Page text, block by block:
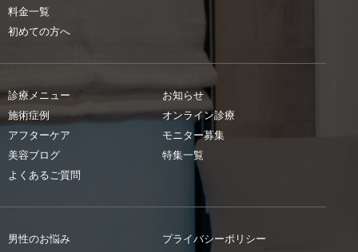
料金一覧
初めての方へ
診療メニュー
施術症例
アフターケア
美容ブログ
よくあるご質問
お知らせ
オンライン診療
モニター募集
特集一覧
男性のお悩み
プライバシーポリシー